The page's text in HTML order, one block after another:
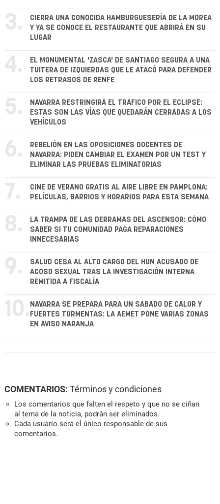
3.
CIERRA UNA CONOCIDA HAMBURGUESERÍA DE LA MOREA
Y YA SE CONOCE EL RESTAURANTE QUE ABRIRÁ EN SU
LUGAR
4.
EL MONUMENTAL 'ZASCA' DE SANTIAGO SEGURA A UNA
TUITERA DE IZQUIERDAS QUE LE ATACÓ PARA DEFENDER
LOS RETRASOS DE RENFE
5.
NAVARRA RESTRINGIRÁ EL TRÁFICO POR EL ECLIPSE:
ESTAS SON LAS VÍAS QUE QUEDARÁN CERRADAS A LOS
VEHÍCULOS
6.
REBELIÓN EN LAS OPOSICIONES DOCENTES DE
NAVARRA: PIDEN CAMBIAR EL EXAMEN POR UN TEST Y
ELIMINAR LAS PRUEBAS ELIMINATORIAS
7.
CINE DE VERANO GRATIS AL AIRE LIBRE EN PAMPLONA:
PELÍCULAS, BARRIOS Y HORARIOS PARA ESTA SEMANA
8.
LA TRAMPA DE LAS DERRAMAS DEL ASCENSOR: CÓMO
SABER SI TU COMUNIDAD PAGA REPARACIONES
INNECESARIAS
9.
SALUD CESA AL ALTO CARGO DEL HUN ACUSADO DE
ACOSO SEXUAL TRAS LA INVESTIGACIÓN INTERNA
REMITIDA A FISCALÍA
10. NAVARRA SE PREPARA PARA UN SÁBADO DE CALOR Y
FUERTES TORMENTAS: LA AEMET PONE VARIAS ZONAS
EN AVISO NARANJA
COMENTARIOS: Términos y condiciones
Los comentarios que falten el respeto y que no se ciñan
al tema de la noticia, podrán ser eliminados.
Cada usuario será el único responsable de sus
comentarios.